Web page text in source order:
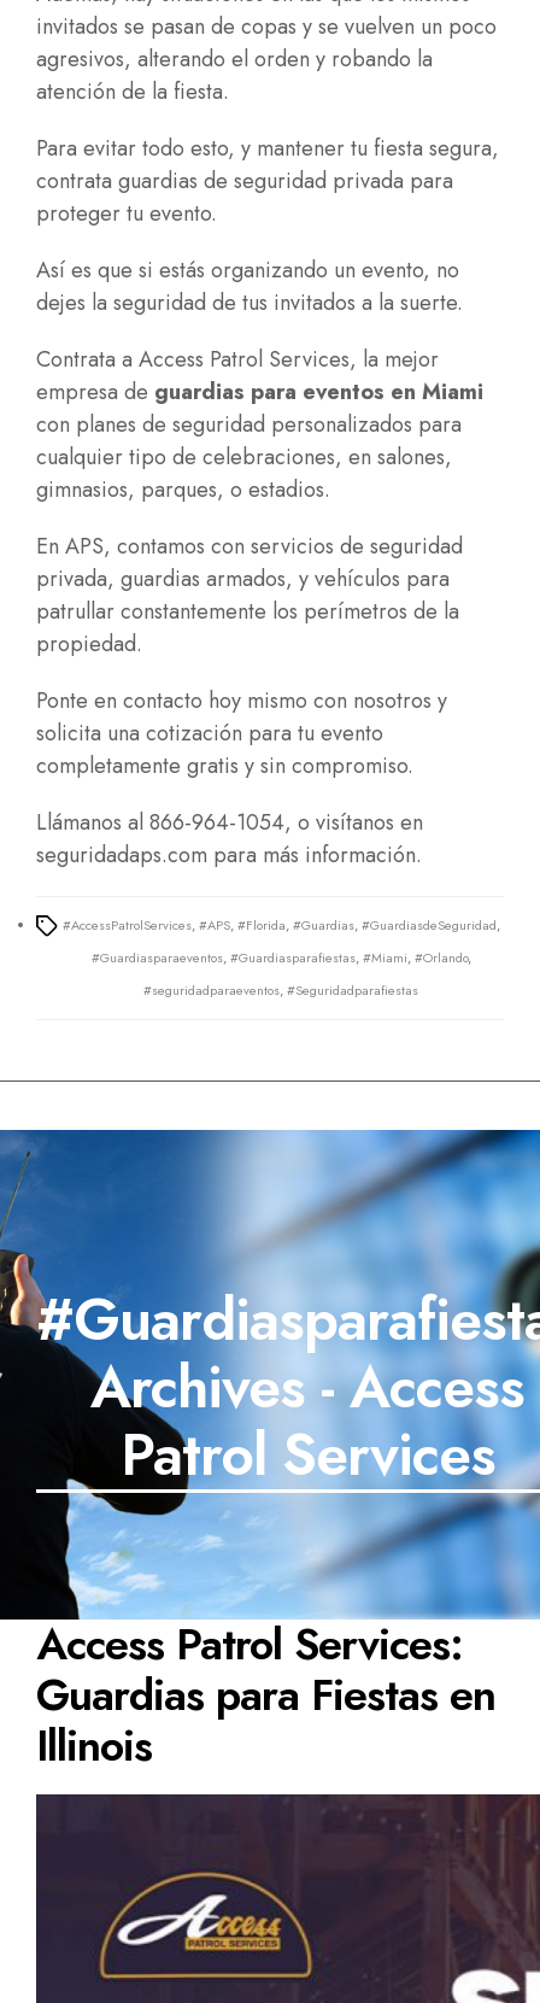
invitados se pasan de copas y se vuelven un poco
agresivos, alterando el orden y robando la
atención de la fiesta.
Para evitar todo esto, y mantener tu fiesta segura,
contrata guardias de seguridad privada para
proteger tu evento.
Así es que si estás organizando un evento, no
dejes la seguridad de tus invitados a la suerte.
Contrata a Access Patrol Services, la mejor
empresa de guardias para eventos en Miami
con planes de seguridad personalizados para
cualquier tipo de celebraciones, en salones,
gimnasios, parques, o estadios.
En APS, contamos con servicios de seguridad
privada, guardias armados, y vehículos para
patrullar constantemente los perímetros de la
propiedad.
Ponte en contacto hoy mismo con nosotros y
solicita una cotización para tu evento
completamente gratis y sin compromiso.
Llámanos al 866-964-1054, o visítanos en
seguridadaps.com para más información.
Tags
#AccessPatrolServices,#APS,#Florida,#Guardias,#GuardiasdeSeguridad,
#Guardiasparaeventos,#Guardiasparafiestas,#Miami,#Orlando,
#seguridadparaeventos,#Seguridadparafiestas
Archives - Access
Patrol Services
Access Patrol Services:
Guardias para Fiestas en
Illinois